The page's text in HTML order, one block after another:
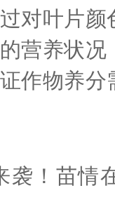
对叶片
营养状
作物养